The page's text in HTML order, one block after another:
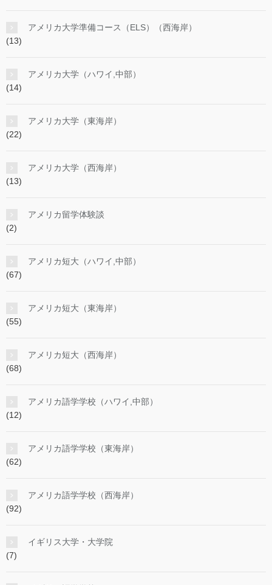
アメリカ大学準備コース（ELS）（西海岸）
(13)
アメリカ大学（ハワイ,中部）
(14)
アメリカ大学（東海岸）
(22)
アメリカ大学（西海岸）
(13)
アメリカ留学体験談
(2)
アメリカ短大（ハワイ,中部）
(67)
アメリカ短大（東海岸）
(55)
アメリカ短大（西海岸）
(68)
アメリカ語学学校（ハワイ,中部）
(12)
アメリカ語学学校（東海岸）
(62)
アメリカ語学学校（西海岸）
(92)
イギリス大学・大学院
(7)